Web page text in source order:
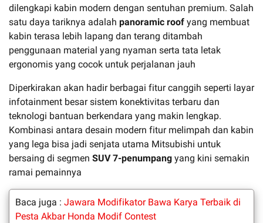
dilengkapi kabin modern dengan sentuhan premium. Salah
satu daya tariknya adalah panoramic roof yang membuat
kabin terasa lebih lapang dan terang ditambah
penggunaan material yang nyaman serta tata letak
ergonomis yang cocok untuk perjalanan jauh
Diperkirakan akan hadir berbagai fitur canggih seperti layar
infotainment besar sistem konektivitas terbaru dan
teknologi bantuan berkendara yang makin lengkap.
Kombinasi antara desain modern fitur melimpah dan kabin
yang lega bisa jadi senjata utama Mitsubishi untuk
bersaing di segmen SUV 7-penumpang yang kini semakin
ramai pemainnya
Baca juga : Jawara Modifikator Bawa Karya Terbaik di
Pesta Akbar Honda Modif Contest